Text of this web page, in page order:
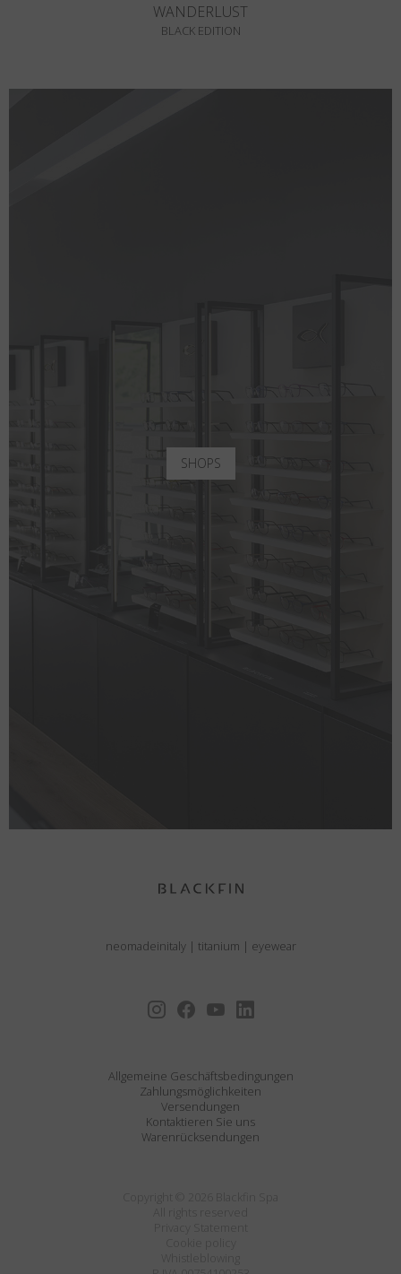
WANDERLUST
BLACK EDITION
SHOPS
neomadeinitaly | titanium | eyewear
Allgemeine Geschäftsbedingungen
Zahlungsmöglichkeiten
Versendungen
Kontaktieren Sie uns
Warenrücksendungen
Privacy Statement